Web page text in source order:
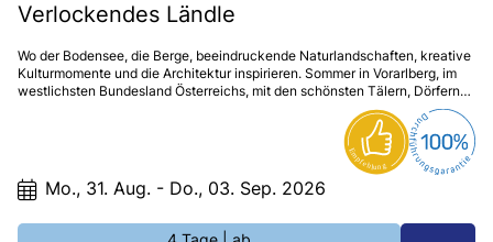
Verlockendes Ländle
Wo der Bodensee, die Berge, beeindruckende Naturlandschaften, kreative
Kulturmomente und die Architektur inspirieren. Sommer in Vorarlberg, im
westlichsten Bundesland Österreichs, mit den schönsten Tälern, Dörfern
Mo., 31. Aug. - Do., 03. Sep. 2026